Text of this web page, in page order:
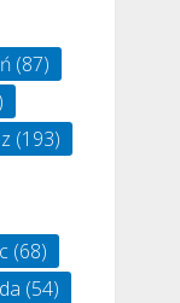
(87)
(193)
(68)
(54)